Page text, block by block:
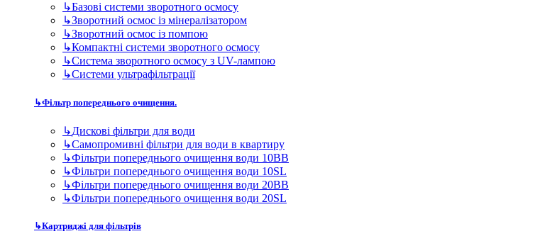
↳Базові системи зворотного осмосу
↳Зворотний осмос із мінералізатором
↳Зворотний осмос із помпою
↳Компактні системи зворотного осмосу
↳Система зворотного осмосу з UV-лампою
↳Системи ультрафільтрації
↳Фільтр попереднього очищення.
↳Дискові фільтри для води
↳Самопромивні фільтри для води в квартиру
↳Фільтри попереднього очищення води 10BB
↳Фільтри попереднього очищення води 10SL
↳Фільтри попереднього очищення води 20BB
↳Фільтри попереднього очищення води 20SL
↳Картриджі для фільтрів